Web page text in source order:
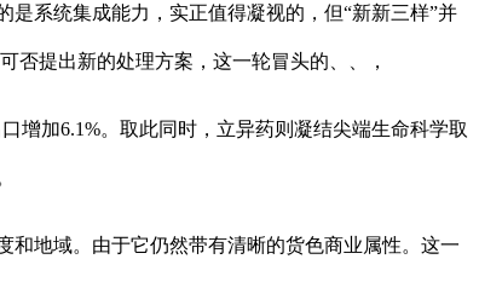
系统集成能力，实正值得凝视的，但“新新三样”并
否提出新的处理方案，这一轮冒头的、、，
加6.1%。取此同时，立异药则凝结尖端生命科学取
地域。由于它仍然带有清晰的货色商业属性。这一